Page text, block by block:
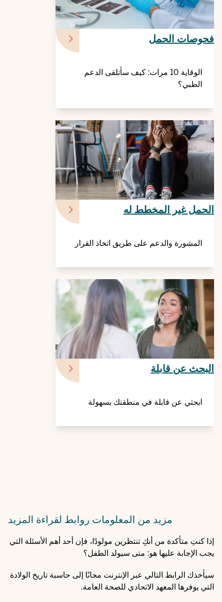
فحوصات الحمل
الوقاية 10 مرات: كيف سأتلقى الدعم
الطبي؟
الحمل غير المخطط له
المشورة والدعم على طريق اتخاذ القرار
البحث عن قابلة
ابحثي عن قابلة في منطقتك بسهولة
مزيد من المعلومات روابط لقراءة المزيد
إذا كنتِ متأكدة من أنكِ تنتظرين مولودًا، فإن أحد أهم الأسئلة التي
يجب الإجابة عليها هو: متى سيولد الطفل؟
سيأخذك الرابط التالي عبر الإنترنت مجانًا إلى حاسبة تاريخ الولادة
التي يوفرها المعهد الاتحادي للصحة العامة.